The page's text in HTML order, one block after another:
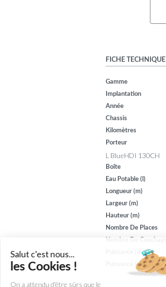
FICHE TECHNIQUE
Gamme
Implantation
Année
Chassis
Kilomètres
Porteur
L BlueHDI 130CH
Boîte
Eau Potable (l)
Longueur (m)
Largeur (m)
Hauteur (m)
Nombre De Places
Puissance (din)
Puissance (ch)
Salut c'est nous...
les Cookies !
On a attendu d'être sûrs que le